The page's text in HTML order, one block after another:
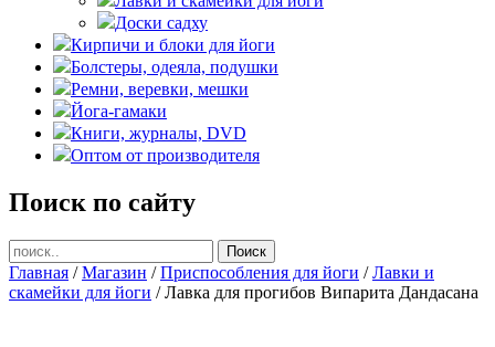
Доски садху
Кирпичи и блоки для йоги
Болстеры, одеяла, подушки
Ремни, веревки, мешки
Йога-гамаки
Книги, журналы, DVD
Оптом от производителя
Поиск по сайту
Главная /Магазин /Приспособления для йоги /Лавки и
скамейки для йоги / Лавка для прогибов Випарита Дандасана